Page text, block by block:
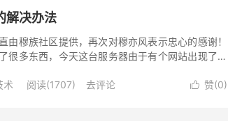
解决办法
由穆族社区提供，再次对穆亦风表示忠心的感谢！
很多东西，今天这台服务器由于有个网站出现了违
 赞(0)
术 阅读(1707) 去评论